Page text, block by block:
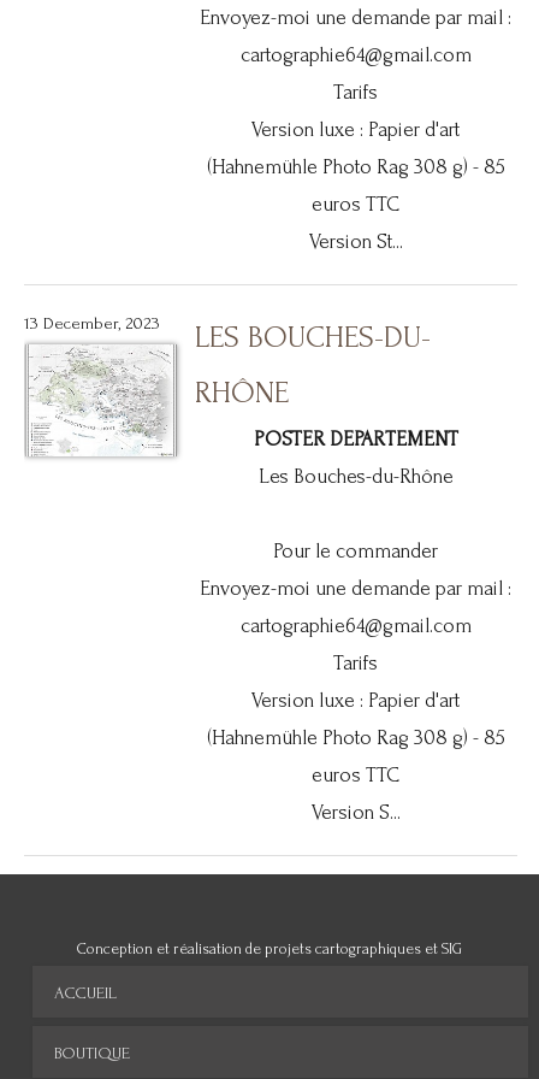
Envoyez-moi une demande par mail :
cartographie64@gmail.com
Tarifs
Version luxe : Papier d'art
(Hahnemühle Photo Rag 308 g) - 85
euros TTC
Version St...
13 December, 2023
LES BOUCHES-DU-
RHÔNE
POSTER DEPARTEMENT
Les Bouches-du-Rhône
Pour le commander
Envoyez-moi une demande par mail :
cartographie64@gmail.com
Tarifs
Version luxe : Papier d'art
(Hahnemühle Photo Rag 308 g) - 85
euros TTC
Version S...
Conception et réalisation de projets cartographiques et SIG
ACCUEIL
BOUTIQUE